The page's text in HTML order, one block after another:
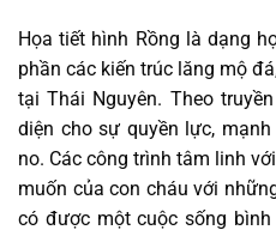
Họa tiết hình Rồng là dạng
phần các kiến trúc lăng mộ
tại Thái Nguyên. Theo
diện cho sự quyền lực,
no. Các công trình tâm linh
muốn của con cháu với
có được một cuộc sống